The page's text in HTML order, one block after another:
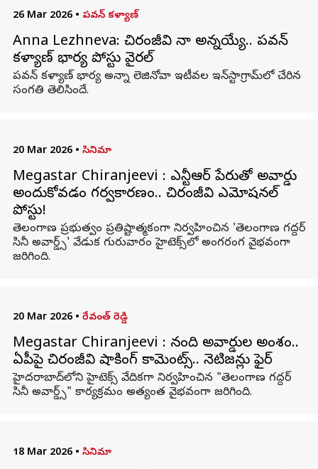
26 Mar 2026 • పవన్ కళ్యాణ్
Anna Lezhneva: చిరంజీవి నా అన్నయ్యే.. పవన్
కళ్యాణ్ భార్య పోస్టు వైరల్
పవన్ కళ్యాణ్ భార్య అన్నా లెజినోవా ఇటీవల ఇన్‌స్టాగ్రామ్‌లో చేరిన
సంగతి తెలిసిందే.
20 Mar 2026 • సినిమా
Megastar Chiranjeevi : ఎన్టీఆర్ పేరుతో అవార్డు
అందుకోవడం గర్వకారణం.. చిరంజీవి ఎమోషనల్
పోస్టు!
తెలంగాణ ప్రభుత్వం ప్రతిష్టాత్మకంగా నిర్వహించిన 'తెలంగాణ గద్దర్
సినీ అవార్డ్స్' వేడుక గురువారం హైటెక్స్‌లో అంగరంగ వైభవంగా
జరిగింది.
20 Mar 2026 • రేవంత్ రెడ్డి
Megastar Chiranjeevi : నంది అవార్డుల అంశం..
ఏపీపై చిరంజీవి షాకింగ్ కామెంట్స్.. నెటిజన్లు ఫైర్
హైదరాబాద్‌లోని హైటెక్స్ వేదికగా నిర్వహించిన "తెలంగాణ గద్దర్
సినీ అవార్డ్స్" కార్యక్రమం అత్యంత వైభవంగా జరిగింది.
18 Mar 2026 • సినిమా